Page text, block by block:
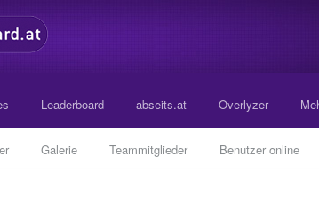
Galerie Teammitglieder Benutzer online
Leaderboard abseits.at Overlyzer